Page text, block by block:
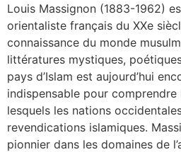
Louis Massignon (1883-1962)
orientaliste français du XXe
connaissance du monde
littératures mystiques,
pays d’Islam est aujourd’hui
indispensable pour
lesquels les nations
revendications islamiques.
pionnier dans les domaines de